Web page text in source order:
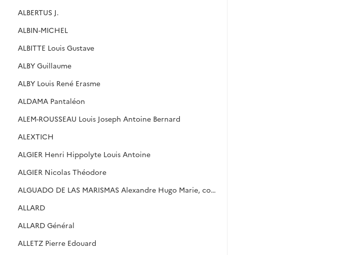
ALBERTUS J.
ALBIN-MICHEL
ALBITTE Louis Gustave
ALBY Guillaume
ALBY Louis René Erasme
ALDAMA Pantaléon
ALEM-ROUSSEAU Louis Joseph Antoine Bernard
ALEXTICH
ALGIER Henri Hippolyte Louis Antoine
ALGIER Nicolas Théodore
ALGUADO DE LAS MARISMAS Alexandre Hugo Marie, comte
ALLARD
ALLARD Général
ALLETZ Pierre Edouard